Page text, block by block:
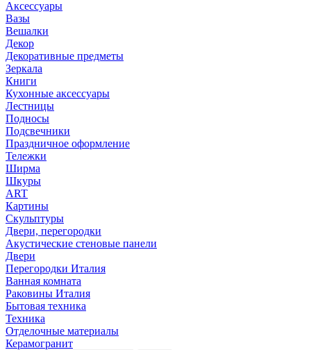
Аксессуары
Вазы
Вешалки
Декор
Декоративные предметы
Зеркала
Книги
Кухонные аксессуары
Лестницы
Подносы
Подсвечники
Праздничное оформление
Тележки
Ширма
Шкуры
ART
Картины
Скульптуры
Двери, перегородки
Акустические стеновые панели
Двери
Перегородки Италия
Ванная комната
Раковины Италия
Бытовая техника
Техника
Отделочные материалы
Керамогранит